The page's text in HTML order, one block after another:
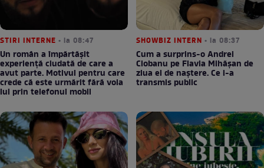
STIRI INTERNE • la 08:47
Un român a împărtășit
experiență ciudată de care a
avut parte. Motivul pentru care
crede că este urmărit fără voia
lui prin telefonul mobil
SHOWBIZ INTERN • la 08:37
Cum a surprins-o Andrei
Ciobanu pe Flavia Mihășan de
ziua ei de naștere. Ce i-a
transmis public